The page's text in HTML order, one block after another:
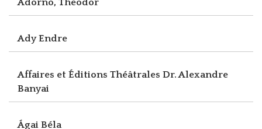
Adorno, Theodor
Ady Endre
Affaires et Éditions Théâtrales Dr. Alexandre
Banyai
Ágai Béla